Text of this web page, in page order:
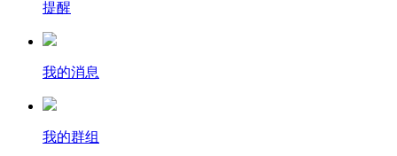
提醒
我的消息
我的群组